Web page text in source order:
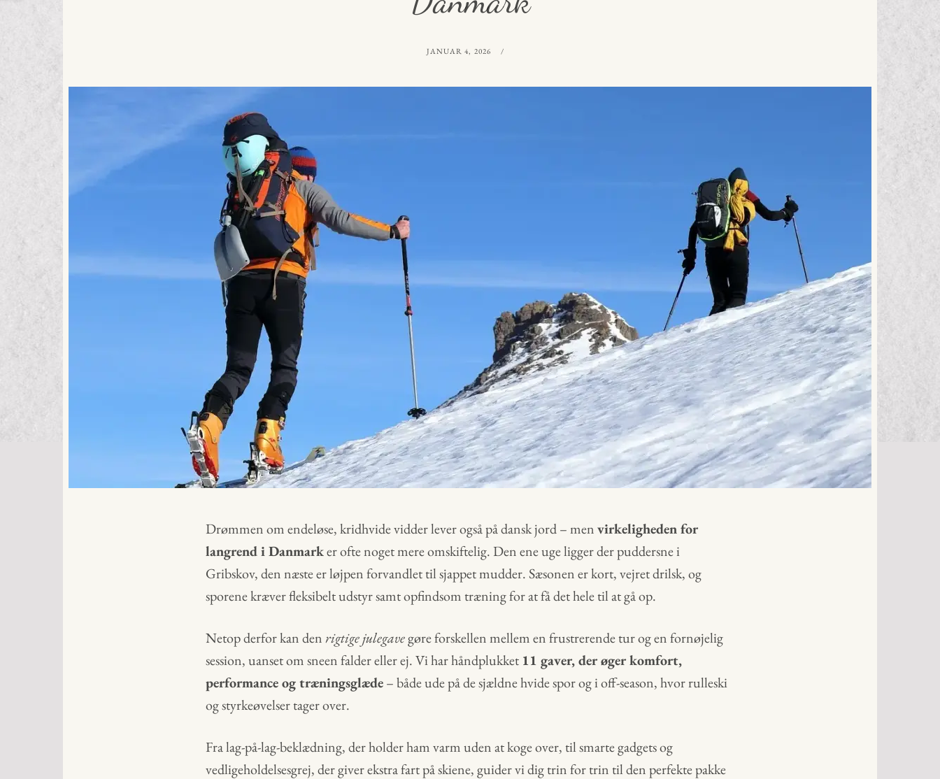
POSTED
JANUAR 4, 2026
Drømmen om endeløse, kridhvide vidder lever også på dansk jord – menvirkeligheden for
langrend i Danmarker ofte noget mere omskiftelig. Den ene uge ligger der puddersne i
Gribskov, den næste er løjpen forvandlet til sjappet mudder. Sæsonen er kort, vejret drilsk, og
sporene kræver fleksibelt udstyr samt opfindsom træning for at få det hele til at gå op.
Netop derfor kan denrigtige julegavegøre forskellen mellem en frustrerende tur og en fornøjelig
session, uanset om sneen falder eller ej. Vi har håndplukket 11 gaver, der øger komfort,
performance og træningsglæde– både ude på de sjældne hvide spor og i off-season, hvor rulleski
og styrkeøvelser tager over.
Fra lag-på-lag-beklædning, der holder ham varm uden at koge over, til smarte gadgets og
vedligeholdelsesgrej, der giver ekstra fart på skiene, guider vi dig trin for trin til den perfekte pakke